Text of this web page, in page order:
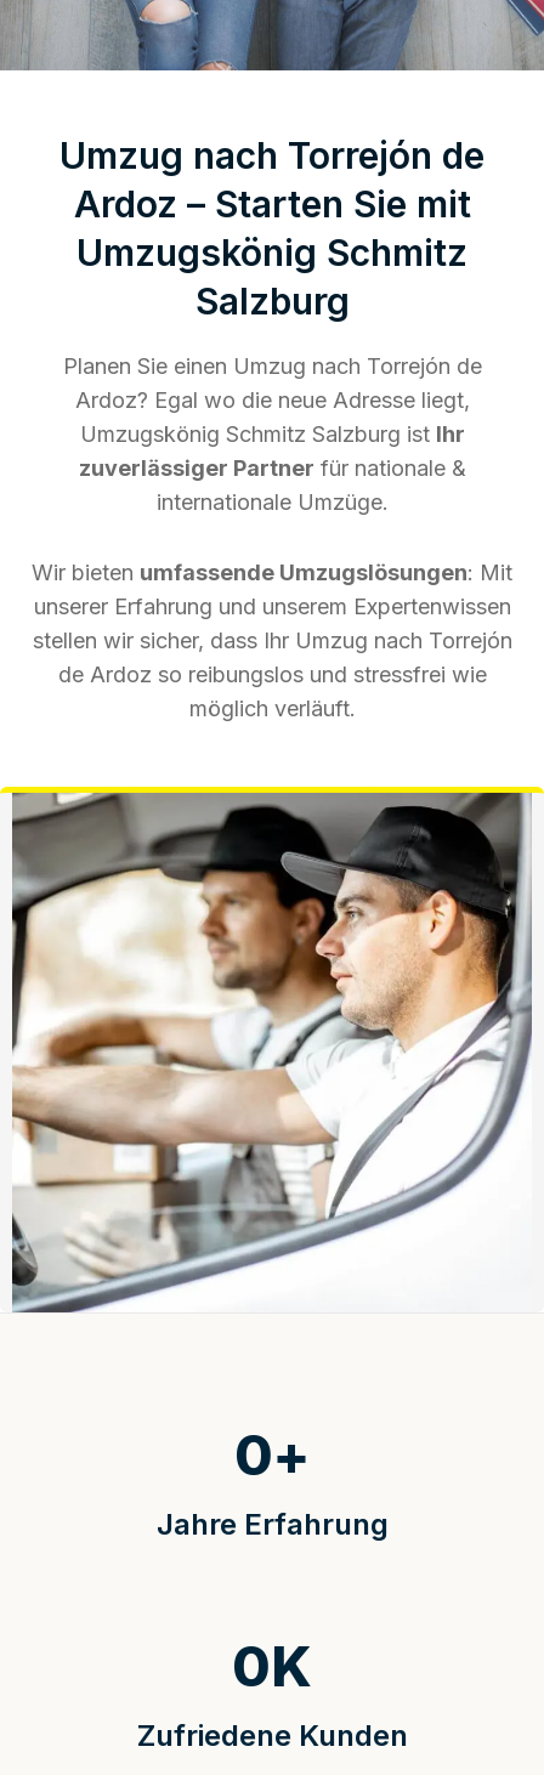
Umzug nach Torrejón de
Ardoz – Starten Sie mit
Umzugskönig Schmitz
Salzburg
Planen Sie einen Umzug nach Torrejón de
Ardoz? Egal wo die neue Adresse liegt,
Umzugskönig Schmitz Salzburg ist Ihr
zuverlässiger Partner für nationale &
internationale Umzüge.
Wir bieten umfassende Umzugslösungen: Mit
unserer Erfahrung und unserem Expertenwissen
stellen wir sicher, dass Ihr Umzug nach Torrejón
de Ardoz so reibungslos und stressfrei wie
möglich verläuft.
Jahre Erfahrung
0+
Zufriedene Kunden
0K